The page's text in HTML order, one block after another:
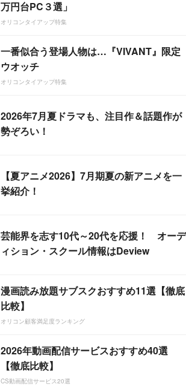
万円台PC３選」
オリコンタイアップ特集
一番似合う登場人物は…『VIVANT』限定
ウオッチ
オリコンタイアップ特集
2026年7月夏ドラマも、注目作＆話題作が
勢ぞろい！
【夏アニメ2026】7月期夏の新アニメを一
挙紹介！
芸能界を志す10代～20代を応援！ オーデ
ィション・スクール情報はDeview
漫画読み放題サブスクおすすめ11選【徹底
比較】
オリコン顧客満足度ランキング
2026年動画配信サービスおすすめ40選
【徹底比較】
CS動画配信サービス20選